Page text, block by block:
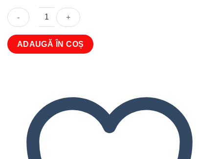
Cantitate
Priza
monitorizare
energie
ADAUGĂ ÎN COȘ